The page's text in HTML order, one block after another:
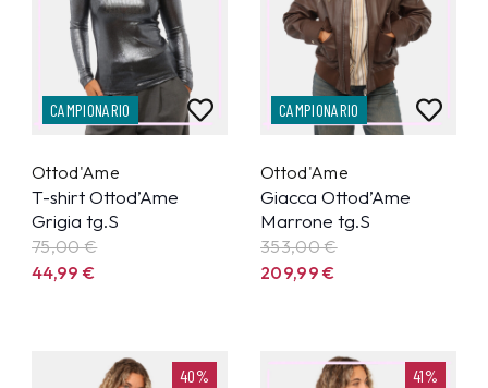
CAMPIONARIO
Ottod'Ame
T-shirt Ottod’Ame
Grigia tg.S
75,00 €
44,99€
CAMPIONARIO
Ottod'Ame
Giacca Ottod’Ame
Marrone tg.S
353,00 €
209,99€
40% 41%